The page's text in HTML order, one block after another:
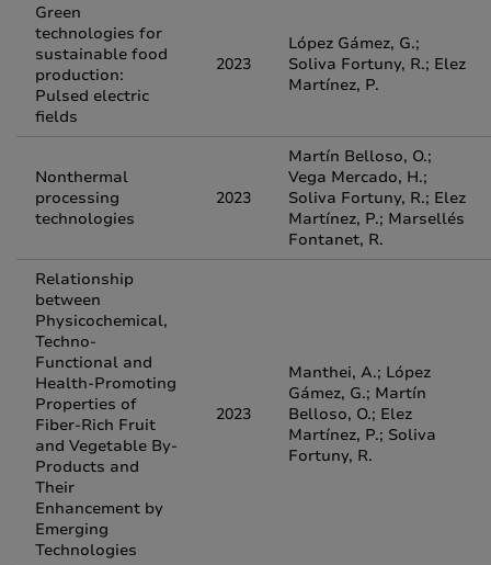
Green
technologies for
sustainable food
production:
Pulsed electric
fields
2023
López Gámez, G.;
Soliva Fortuny, R.; Elez
Martínez, P.
Nonthermal
processing
technologies
2023
Martín Belloso, O.;
Vega Mercado, H.;
Soliva Fortuny, R.; Elez
Martínez, P.; Marsellés
Fontanet, R.
Relationship
between
Physicochemical,
Techno-
Functional and
Health-Promoting
Properties of
Fiber-Rich Fruit
and Vegetable By-
Products and
Their
Enhancement by
Emerging
Technologies
2023
Manthei, A.; López
Gámez, G.; Martín
Belloso, O.; Elez
Martínez, P.; Soliva
Fortuny, R.